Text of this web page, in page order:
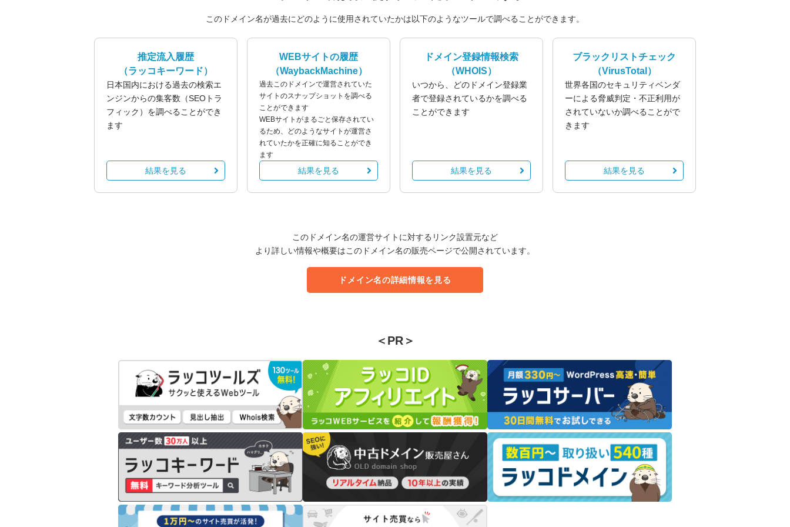
このドメイン名が過去にどのように使用されていたかは以下のようなツールで調べることができます。
推定流入履歴
（ラッコキーワード）
日本国内における過去の検索エ
ンジンからの集客数（SEOトラ
フィック）を調べることができ
ます
結果を見る
WEBサイトの履歴
（WaybackMachine）
過去このドメインで運営されていた
サイトのスナップショットを調べる
ことができます
WEBサイトがまるごと保存されてい
るため、どのようなサイトが運営さ
れていたかを正確に知ることができ
ます
結果を見る
ドメイン登録情報検索
（WHOIS）
いつから、どのドメイン登録業
者で登録されているかを調べる
ことができます
結果を見る
ブラックリストチェック
（VirusTotal）
世界各国のセキュリティベンダ
ーによる脅威判定・不正利用が
されていないか調べることがで
きます
結果を見る
このドメイン名の運営サイトに対するリンク設置元など
より詳しい情報や概要はこのドメイン名の販売ページで公開されています。
ドメイン名の詳細情報を見る
＜PR＞